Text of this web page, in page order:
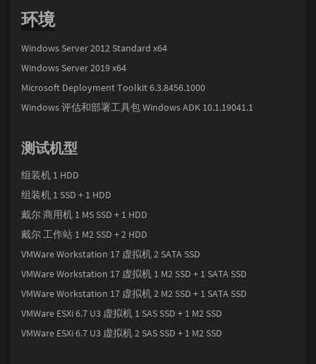
环境
Windows Server 2012 Standard x64
Windows Server 2019 x64
Microsoft Deployment Toolkit 6.3.8456.1000
Windows 评估和部署工具包 Windows ADK 10.1.19041.1
测试机型
组装机 1 HDD
组装机 1 SSD + 1 HDD
戴尔 商用机 1 MS SSD + 1 HDD
戴尔 工作站 1 M2 SSD + 2 HDD
VMWare Workstation 17 虚拟机 2 SATA SSD
VMWare Workstation 17 虚拟机 1 M2 SSD + 1 SATA SSD
VMWare Workstation 17 虚拟机 2 M2 SSD + 1 SATA SSD
VMWare ESXi 6.7 U3 虚拟机 1 SAS SSD + 1 M2 SSD
VMWare ESXi 6.7 U3 虚拟机 2 SAS SSD + 1 M2 SSD